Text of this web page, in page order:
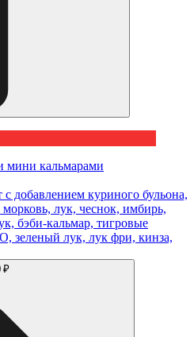
мини кальмарами
добавлением куриного бульона,
лук, чеснок, имбирь,
бэби-кальмар, тигровые
зеленый лук, лук фри, кинза,
₽